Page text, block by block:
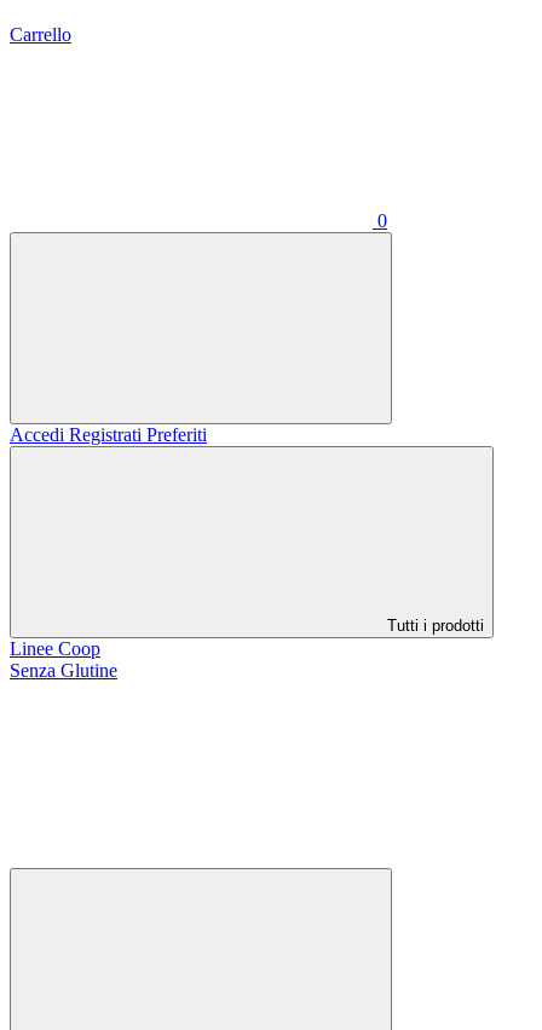
Carrello
0
Accedi Registrati Preferiti
Tutti i prodotti
Linee Coop
Senza Glutine